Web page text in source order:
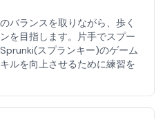
バランスを取りながら、歩く
を目指します。片手でスプー
スプランキー)のゲーム
ルを向上させるために練習を